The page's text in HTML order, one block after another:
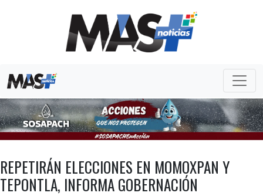
REPETIRÁN ELECCIONES EN MOMOXPAN Y
TEPONTLA, INFORMA GOBERNACIÓN